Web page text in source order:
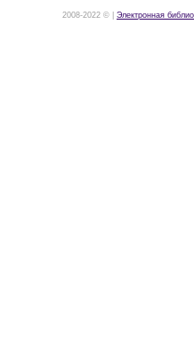
2008-2022 © | Электронная